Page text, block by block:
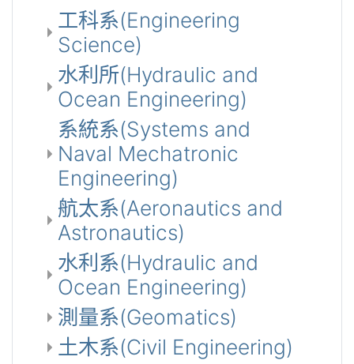
工科系(Engineering
Science)
水利所(Hydraulic and
Ocean Engineering)
系統系(Systems and
Naval Mechatronic
Engineering)
航太系(Aeronautics and
Astronautics)
水利系(Hydraulic and
Ocean Engineering)
測量系(Geomatics)
土木系(Civil Engineering)